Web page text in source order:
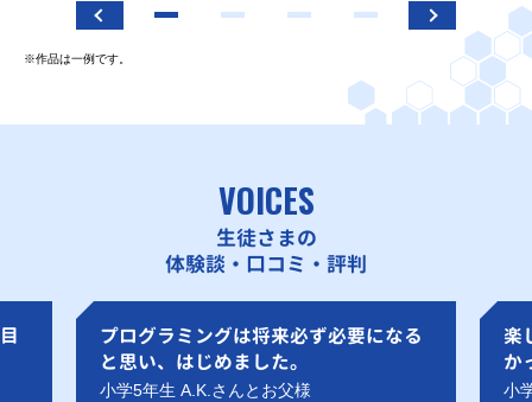
※作品は一例です。
VOICES
生徒さまの
体験談・口コミ・評判
プログラミングは将来必ず必要になる
と思い、はじめました。
小学5年生 A.K.さんとお父様
楽
か
小